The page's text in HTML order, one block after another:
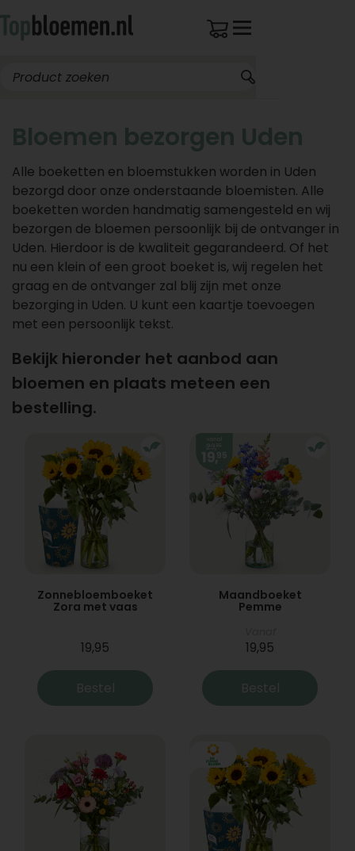
Bloemen bezorgen Uden
Alle boeketten en bloemstukken worden in Uden
bezorgd door onze onderstaande bloemisten. Alle
boeketten worden handmatig samengesteld en wij
bezorgen de bloemen persoonlijk bij de ontvanger in
Uden. Hierdoor is de kwaliteit gegarandeerd. Of het
nu een klein of een groot boeket is, wij regelen het
graag en de ontvanger zal blij zijn met onze
bezorging in Uden. U kunt een kaartje toevoegen
met een persoonlijk tekst.
Bekijk hieronder het aanbod aan
bloemen en plaats meteen een
bestelling.
Zonnebloemboeket
Zora met vaas
19,95
Bestel
Maandboeket
Pemme
19,95
Bestel